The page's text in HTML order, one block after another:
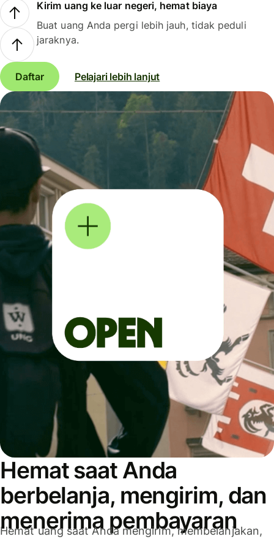
Kirim uang ke luar negeri, hemat biaya
Buat uang Anda pergi lebih jauh, tidak peduli
jaraknya.
Daftar Pelajari lebih lanjut
Hemat saat Anda
berbelanja, mengirim, dan
menerima pembayaran
Hemat uang saat Anda mengirim, membelanjakan,